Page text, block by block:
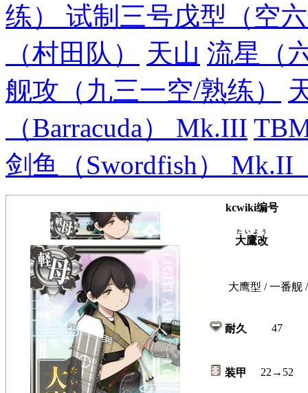
练） 试制三号戊型（空
（村田队）
天山 流星（
舰攻（九三一空/熟练）
（Barracuda） Mk.III
剑鱼（Swordfish） Mk.II
kcwiki编号
大鷹改
たいよう
大鹰型 / 一番舰
耐久 47
装甲 22→52